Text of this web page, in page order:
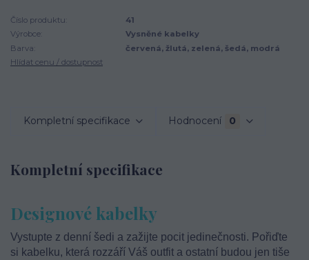
Číslo produktu:
41
Výrobce:
Vysněné kabelky
Barva:
červená, žlutá, zelená, šedá, modrá
Hlídat cenu / dostupnost
Kompletní specifikace Hodnocení 0
Kompletní specifikace
Designové kabelky
Vystupte z denní šedi a zažijte pocit jedinečnosti. Pořiďte
si kabelku, která rozzáří Váš outfit a ostatní budou jen tiše